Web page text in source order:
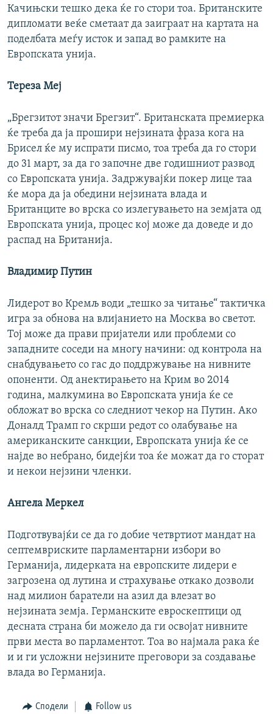
Качињски тешко дека ќе го стори тоа. Британските
дипломати веќе сметаат да заиграат на картата на
поделбата меѓу исток и запад во рамките на
Европската унија.
Тереза Меј
„Брегзитот значи Брегзит“. Британската премиерка
ќе треба да ја прошири нејзината фраза кога на
Брисел ќе му испрати писмо, тоа треба да го стори
до 31 март, за да го започне две годишниот развод
со Европската унија. Задржувајќи покер лице таа
ќе мора да ја обедини нејзината влада и
Британците во врска со излегувањето на земјата од
Европската унија, процес кој може да доведе и до
распад на Британија.
Владимир Путин
Лидерот во Кремљ води „тешко за читање“ тактичка
игра за обнова на влијанието на Москва во светот.
Тој може да прави пријатели или проблеми со
западните соседи на многу начини: од контрола на
снабдувањето со гас до поддржување на нивните
опоненти. Од анектирањето на Крим во 2014
година, малкумина во Европската унија ќе се
обложат во врска со следниот чекор на Путин. Ако
Доналд Трамп го скрши редот со олабување на
американските санкции, Европската унија ќе се
најде во небрано, бидејќи тоа ќе можат да го сторат
и некои нејзини членки.
Ангела Меркел
Подготвувајќи се да го добие четвртиот мандат на
септемвриските парламентарни избори во
Германија, лидерката на европските лидери е
загрозена од лутина и страхување откако дозволи
над милион баратели на азил да влезат во
нејзината земја. Германските евроскептици од
десната страна би можело да ги освојат нивните
први места во парламентот. Тоа во најмала рака ќе
и и ги усложни нејзините преговори за создавање
влада во Германија.
Сподели Follow us